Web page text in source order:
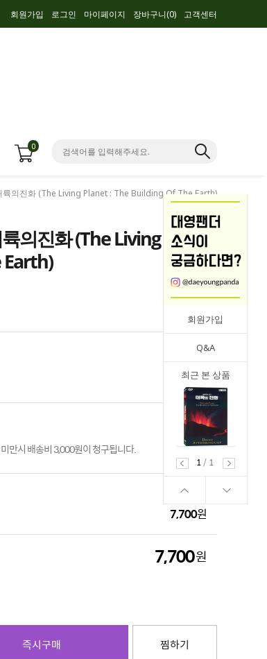
회원가입 로그인 마이페이지 장바구니(0) 고객센터
0
회원가입
Q&A
최근 본 상품
1
/ 1
륙의진화 (The Living Planet : The Building Of The Earth)
의진화 (The Living
만시 배송비 3,000원이 청구됩니다.
7,700원
7,700원
즉시구매 찜하기